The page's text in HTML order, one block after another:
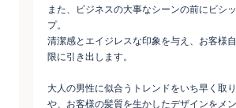
また、ビジネスの大事なシーンの前にビシ
プ。
清潔感とエイジレスな印象を与え、お客様
限に引き出します。
大人の男性に似合うトレンドをいち早く取
や、お客様の髪質を生かしたデザインをメ